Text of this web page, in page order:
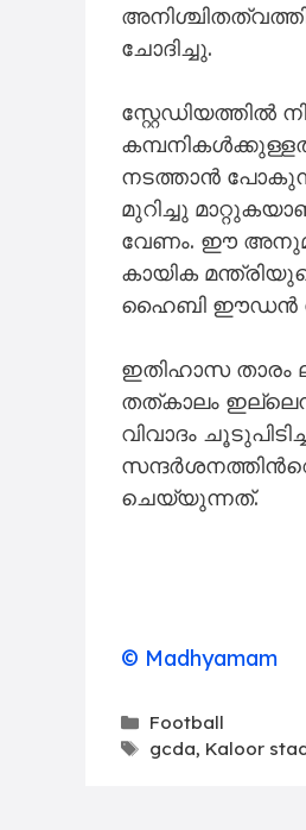
ചോദിച്ചു.
നടത്താൻ
മുറിച്ചു
വേണം. ഈ
കായിക
ഹൈബി ഈഡൻ
ഇതിഹാസ താരം
തത്​കാലം
വിവാദം
ചെയ്യുന്നത്.
© Madhyamam
Categories
Football
Tags
gcda, Kaloor